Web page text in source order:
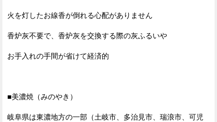
火を灯したお線香が倒れる心配がありません
香炉灰不要で、香炉灰を交換する際の灰ふるいや
お手入れの手間が省けて経済的
■美濃焼（みのやき）
岐阜県は東濃地方の一部（土岐市、多治見市、瑞浪市、可児